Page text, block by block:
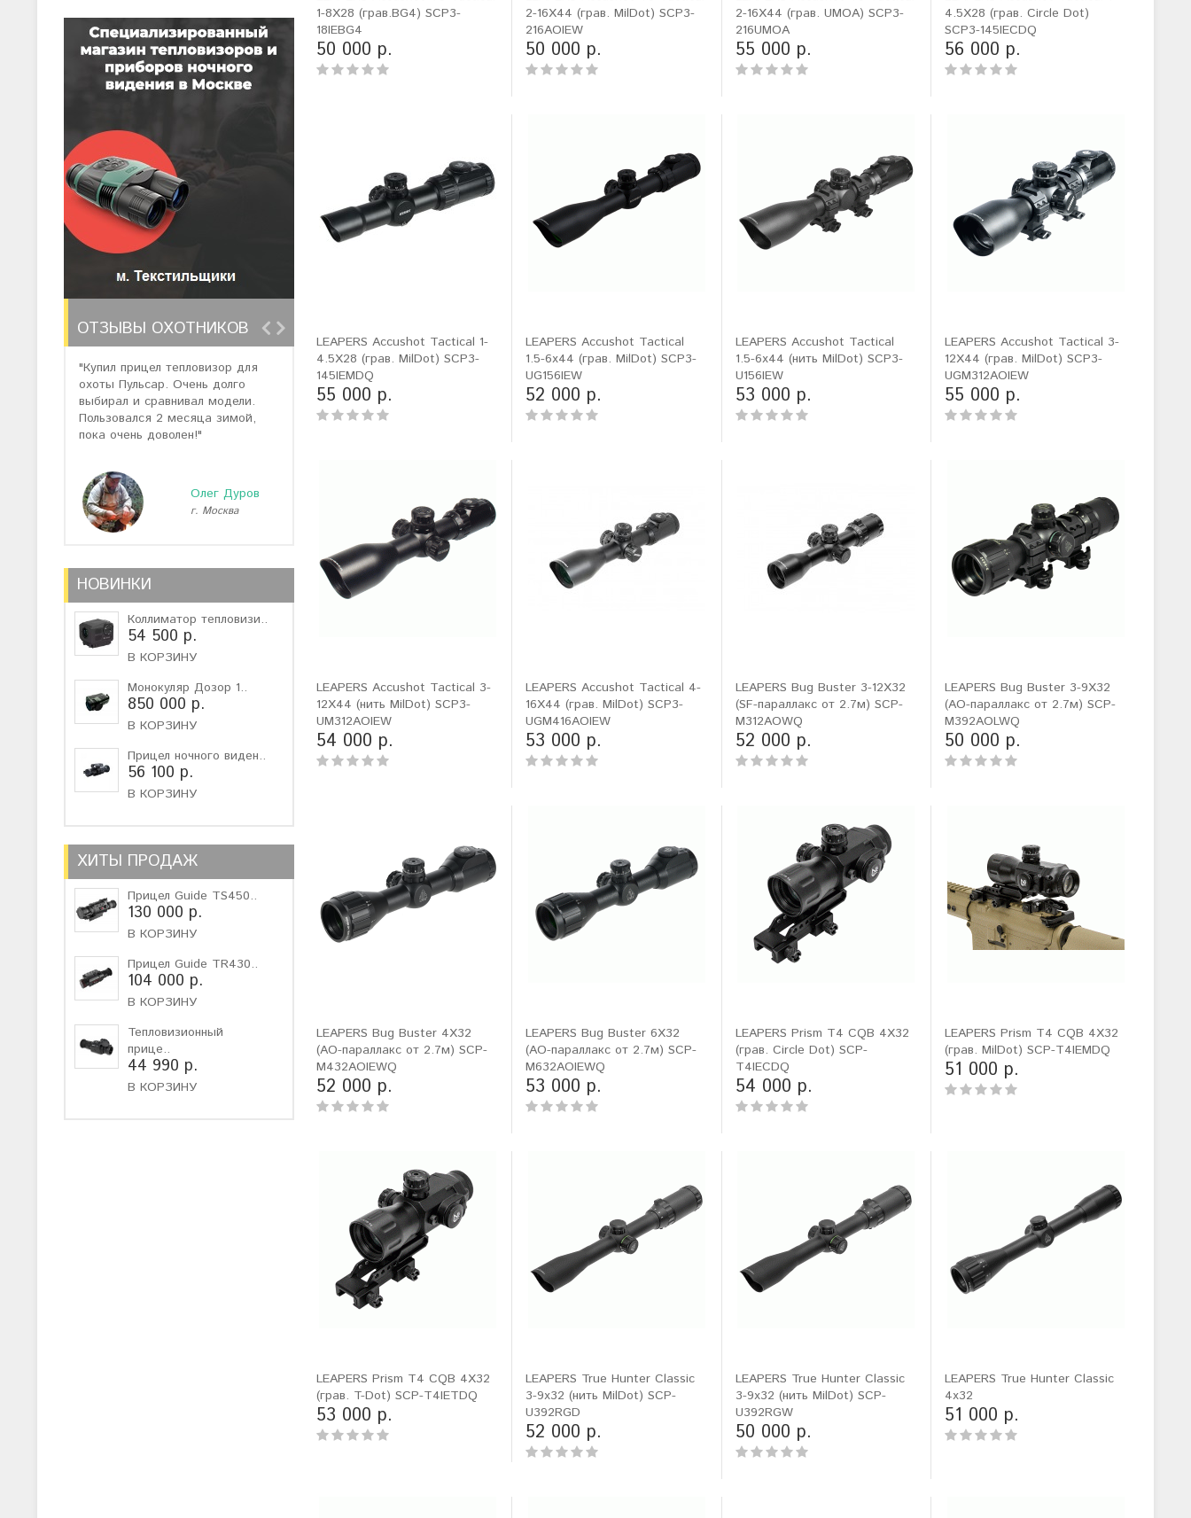
ОТЗЫВЫ ОХОТНИКОВ
"Купил прицел тепловизор для
охоты Пульсар. Очень долго
выбирал и сравнивал модели.
Пользовался 2 месяца зимой,
пока очень доволен!"
Олег Дуров
г. Москва
"Отзывов о тепловизорах Atak не
много, но спасибо консультантам,
помогли подобрать отличную и
не дорогую модель. Взял
Виктор Жунов
г. Санкт-Петербург
"Искал универсальный
тепловизор для охоты днем и
ночью. Спасибо Семену за
грамотную консультацию. Очень
г. Екатеринбург
НОВИНКИ
Коллиматор тепловизи..
54 500 р.
В КОРЗИНУ
Монокуляр Дозор 1..
850 000 р.
В КОРЗИНУ
Прицел ночного виден..
56 100 р.
В КОРЗИНУ
ХИТЫ ПРОДАЖ
Прицел Guide TS450..
130 000 р.
В КОРЗИНУ
Прицел Guide TR430..
104 000 р.
В КОРЗИНУ
Тепловизионный
прице..
44 990 р.
В КОРЗИНУ
1-8X28 (грав.BG4) SCP3-
18IEBG4
50 000 р.
2-16X44 (грав. MilDot) SCP3-
216AOIEW
50 000 р.
2-16X44 (грав. UMOA) SCP3-
216UMOA
55 000 р.
4.5X28 (грав. Circle Dot)
SCP3-145IECDQ
56 000 р.
LEAPERS Accushot Tactical 1-
4.5X28 (грав. MilDot) SCP3-
145IEMDQ
55 000 р.
LEAPERS Accushot Tactical
1.5-6x44 (грав. MilDot) SCP3-
UG156IEW
52 000 р.
LEAPERS Accushot Tactical
1.5-6x44 (нить MilDot) SCP3-
U156IEW
53 000 р.
LEAPERS Accushot Tactical 3-
12X44 (грав. MilDot) SCP3-
UGM312AOIEW
55 000 р.
LEAPERS Accushot Tactical 3-
12X44 (нить MilDot) SCP3-
UM312AOIEW
54 000 р.
LEAPERS Accushot Tactical 4-
16X44 (грав. MilDot) SCP3-
UGM416AOIEW
53 000 р.
LEAPERS Bug Buster 3-12X32
(SF-параллакс от 2.7м) SCP-
M312AOWQ
52 000 р.
LEAPERS Bug Buster 3-9X32
(AO-параллакс от 2.7м) SCP-
M392AOLWQ
50 000 р.
LEAPERS Bug Buster 4X32
(AO-параллакс от 2.7м) SCP-
M432AOIEWQ
52 000 р.
LEAPERS Bug Buster 6X32
(AO-параллакс от 2.7м) SCP-
M632AOIEWQ
53 000 р.
LEAPERS Prism T4 CQB 4X32
(грав. Circle Dot) SCP-
T4IECDQ
54 000 р.
LEAPERS Prism T4 CQB 4X32
(грав. MilDot) SCP-T4IEMDQ
51 000 р.
LEAPERS Prism T4 CQB 4X32
(грав. T-Dot) SCP-T4IETDQ
53 000 р.
LEAPERS True Hunter Classic
3-9x32 (нить MilDot) SCP-
U392RGD
52 000 р.
LEAPERS True Hunter Classic
3-9x32 (нить MilDot) SCP-
U392RGW
50 000 р.
LEAPERS True Hunter Classic
4x32
51 000 р.